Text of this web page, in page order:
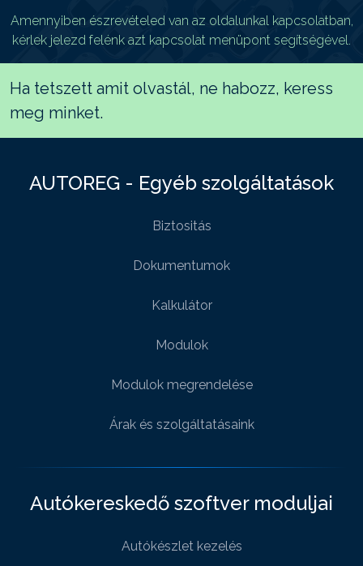
Amennyiben észrevételed van az oldalunkal kapcsolatban,
kérlek jelezd felénk azt kapcsolat menüpont segítségével.
Ha tetszett amit olvastál, ne habozz, keress
meg minket.
AUTOREG - Egyéb szolgáltatások
Biztositás
Dokumentumok
Kalkulátor
Modulok
Modulok megrendelése
Árak és szolgáltatásaink
Autókereskedő szoftver moduljai
Autókészlet kezelés